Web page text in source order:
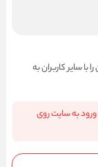
با سایر کاربران به
به سایت روی